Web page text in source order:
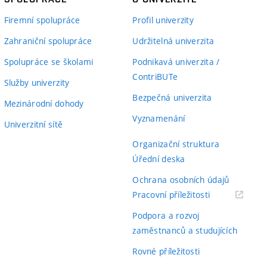
Firemní spolupráce
Zahraniční spolupráce
Spolupráce se školami
Služby univerzity
Mezinárodní dohody
Univerzitní sítě
Profil univerzity
Udržitelná univerzita
Podnikavá univerzita /
ContriBUTe
Bezpečná univerzita
Vyznamenání
Organizační struktura
Úřední deska
Ochrana osobních údajů
Pracovní příležitosti(externí
Podpora a rozvoj
zaměstnanců a studujících
Rovné příležitosti